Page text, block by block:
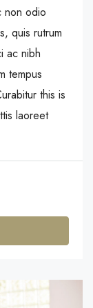
non odio
quis rutrum
ac nibh
tempus
this is
laoreet